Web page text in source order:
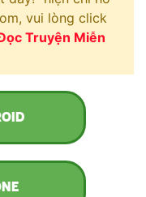
vui lòng click
Truyện Miễn